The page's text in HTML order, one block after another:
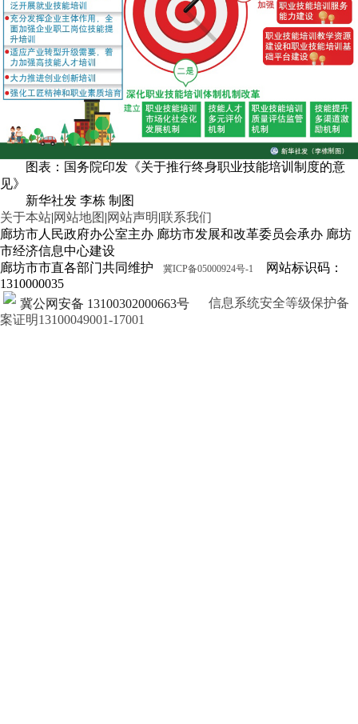
图表：国务院印发《关于推行终身职业技能培训制度的意
见》
新华社发 李栋 制图
关于本站|网站地图 |网站声明|联系我们
廊坊市人民政府办公室主办 廊坊市发展和改革委员会承办 廊坊
市经济信息中心建设
廊坊市市直各部门共同维护
冀ICP备05000924号-1
网站标识码：
1310000035
冀公网安备 13100302000663号
信息系统安全等级保护备
案证明13100049001-17001